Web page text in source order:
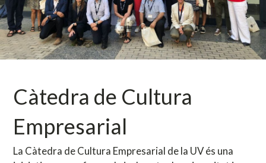
Càtedra de Cultura
Empresarial
La Càtedra de Cultura Empresarial de la UV és una